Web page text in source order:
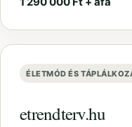
ÉLETMÓD ÉS
etrendterv.hu